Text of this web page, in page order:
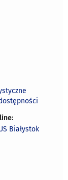
Białystok